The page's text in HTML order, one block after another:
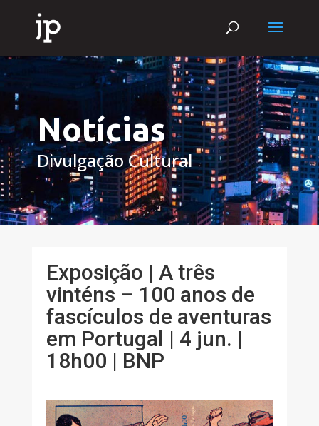
Notícias
Divulgação Cultural
Exposição | A três
vinténs – 100 anos de
fascículos de aventuras
em Portugal | 4 jun. |
18h00 | BNP